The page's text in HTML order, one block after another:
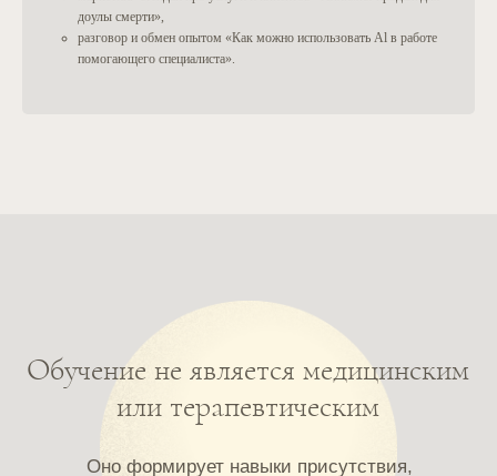
доулы смерти»,
разговор и обмен опытом «Как можно использовать Al в работе
помогающего специалиста».